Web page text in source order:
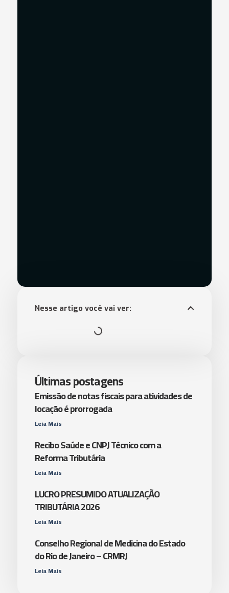
Nesse artigo você vai ver:
Últimas postagens
Emissão de notas fiscais para atividades de
locação é prorrogada
Leia Mais
Recibo Saúde e CNPJ Técnico com a
Reforma Tributária
Leia Mais
LUCRO PRESUMIDO ATUALIZAÇÃO
TRIBUTÁRIA 2026
Leia Mais
Conselho Regional de Medicina do Estado
do Rio de Janeiro – CRMRJ
Leia Mais